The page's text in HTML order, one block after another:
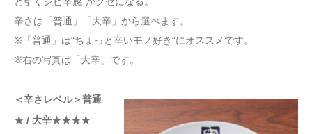
辛さは「普通」「大辛」から選べます。
※「普通」は“ちょっと辛いモノ好き“にオススメです。
※右の写真は「大辛」です。
＜辛さレベル＞普通
★ / 大辛★★★★